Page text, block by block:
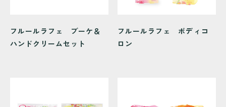
フルールラフェ ブーケ＆
ハンドクリームセット
フルールラフェ ボディコ
ロン